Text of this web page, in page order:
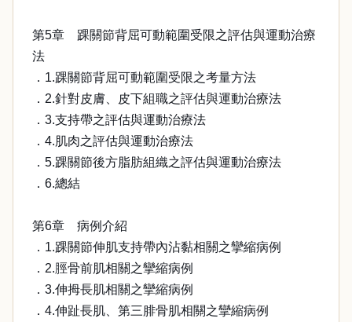
第5章 踝關節背屈可動範圍受限之評估與運動治療
法
．1.踝關節背屈可動範圍受限之考量方法
．2.針對皮膚、皮下組職之評估與運動治療法
．3.支持帶之評估與運動治療法
．4.肌肉之評估與運動治療法
．5.踝關節後方脂肪組織之評估與運動治療法
．6.總結
第6章 病例介紹
．1.踝關節伸肌支持帶內沾黏相關之攣縮病例
．2.脛骨前肌相關之攣縮病例
．3.伸拇長肌相關之攣縮病例
．4.伸趾長肌、第三腓骨肌相關之攣縮病例